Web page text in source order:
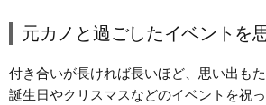
元カノと過ごしたイベントを
付き合いが長ければ長いほど、思い出もた
誕生日やクリスマスなどのイベントを祝